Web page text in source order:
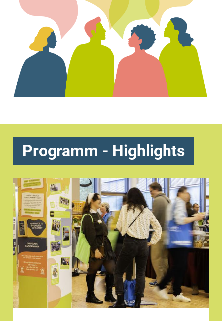
Programm - Highlights